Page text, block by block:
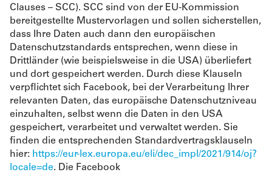
Clauses – SCC). SCC sind von der EU-Kommission
bereitgestellte Mustervorlagen und sollen sicherstellen,
dass Ihre Daten auch dann den europäischen
Datenschutzstandards entsprechen, wenn diese in
Drittländer (wie beispielsweise in die USA) überliefert
und dort gespeichert werden. Durch diese Klauseln
verpflichtet sich Facebook, bei der Verarbeitung Ihrer
relevanten Daten, das europäische Datenschutzniveau
einzuhalten, selbst wenn die Daten in den USA
gespeichert, verarbeitet und verwaltet werden. Sie
finden die entsprechenden Standardvertragsklauseln
hier: https://eur-lex.europa.eu/eli/dec_impl/2021/914/oj?
locale=de. Die Facebook